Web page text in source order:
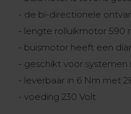
- de bi-directionele
- lengte rolluikmotor 590
- buismotor heeft een
- geschikt voor
- leverbaar in 6 Nm met
- voeding 230 Volt